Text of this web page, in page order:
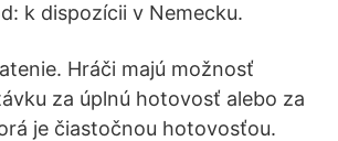
k dispozícii v Nemecku.
Hráči majú možnosť
za úplnú hotovosť alebo za
je čiastočnou hotovosťou.